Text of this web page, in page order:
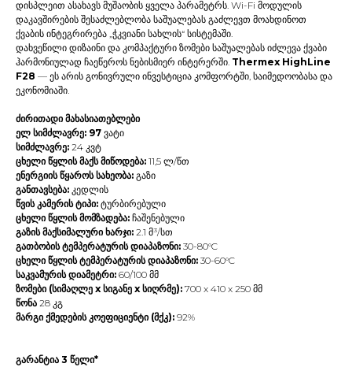
დისპლეით ასახავს მუშაობის ყველა პარამეტრს. Wi-Fi მოდულის
დაკავშირების შესაძლებლობა საშუალებას გაძლევთ მოახდინოთ
ქვაბის ინტეგრირება „ჭკვიანი სახლის“ სისტემაში.
დახვეწილი დიზაინი და კომპაქტური ზომები საშუალებას იძლევა ქვაბი
ჰარმონიულად ჩაეწეროს ნებისმიერ ინტერერში. Thermex HighLine
F28 — ეს არის გონივრული ინვესტიცია კომფორტში, საიმედოობასა და
ეკონომიაში.
ძირითადი მახასიათებლები
ელ სიმძლავრე: 97 ვატი
სიმძლავრე: 24 კვტ
ცხელი წყლის მაქს მიწოდება: 11,5 ლ/წთ
ენერგიის წყაროს სახეობა: გაზი
განთავსება: კედლის
წვის კამერის ტიპი: ტურბირებული
ცხელი წყლის მომზადება: ჩაშენებული
გაზის მაქსიმალური ხარჯი: 2.1 მ³/სთ
გათბობის ტემპერატურის დიაპაზონი: 30-80°C
ცხელი წყლის ტემპერატურის დიაპაზონი: 30-60°C
საკვამურის დიამეტრი: 60/100 მმ
ზომები (სიმაღლე x სიგანე x სიღრმე): 700 x 410 x 250 მმ
წონა 28 კგ
მარგი ქმედების კოეფიციენტი (მქკ): 92%
გარანტია 3 წელი*